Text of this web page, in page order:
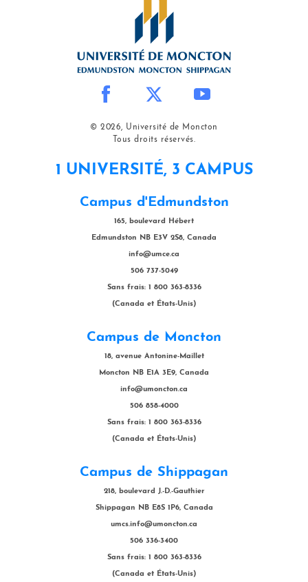
© 2026, Université de Moncton
Tous droits réservés.
1 UNIVERSITÉ, 3 CAMPUS
Campus d'Edmundston
165, boulevard Hébert
Edmundston NB E3V 2S8, Canada
info@umce.ca
506 737-5049
Sans frais: 1 800 363-8336
(Canada et États-Unis)
Campus de Moncton
18, avenue Antonine-Maillet
Moncton NB E1A 3E9, Canada
info@umoncton.ca
506 858-4000
Sans frais: 1 800 363-8336
(Canada et États-Unis)
Campus de Shippagan
218, boulevard J.-D.-Gauthier
Shippagan NB E8S 1P6, Canada
umcs.info@umoncton.ca
506 336-3400
Sans frais: 1 800 363-8336
(Canada et États-Unis)